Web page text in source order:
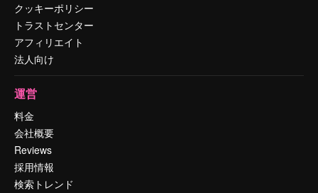
クッキーポリシー
トラストセンター
アフィリエイト
法人向け
運営
料金
会社概要
Reviews
採用情報
検索トレンド